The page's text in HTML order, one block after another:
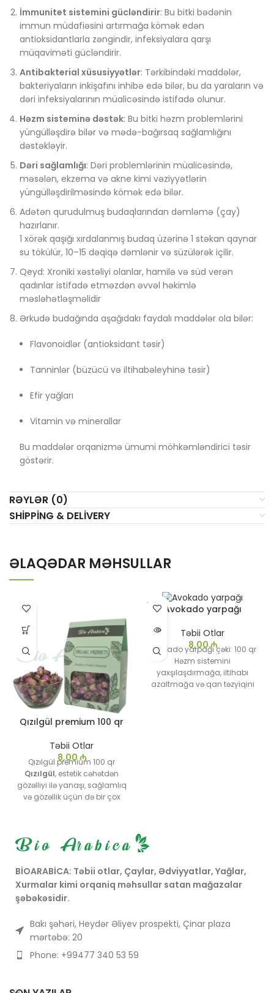
İmmunitet sistemini gücləndirir: Bu bitki bədənin
immun müdafiəsini artırmağa kömək edən
antioksidantlarla zəngindir, infeksiyalara qarşı
müqaviməti gücləndirir.
Antibakterial xüsusiyyətlər: Tərkibindəki maddələr,
bakteriyaların inkişafını inhibə edə bilər, bu da yaraların və
dəri infeksiyalarının müalicəsində istifadə olunur.
Həzm sisteminə dəstək: Bu bitki həzm problemlərini
yüngülləşdirə bilər və mədə-bağırsaq sağlamlığını
dəstəkləyir.
Dəri sağlamlığı: Dəri problemlərinin müalicəsində,
məsələn, ekzema və akne kimi vəziyyətlərin
yüngülləşdirilməsində kömək edə bilər.
Adətən qurudulmuş budaqlarından dəmləmə (çay)
hazırlanır.
1 xörək qaşığı xırdalanmış budaq üzərinə 1 stəkan qaynar
su tökülür, 10–15 dəqiqə dəmlənir və süzülərək içilir.
Qeyd: Xroniki xəstəliyi olanlar, hamilə və süd verən
qadınlar istifadə etməzdən əvvəl həkimlə
məsləhətləşməlidir
Ərkudə budağında aşağıdakı faydalı maddələr ola bilər:
Flavonoidlər (antioksidant təsir)
Tanninlər (büzücü və iltihabəleyhinə təsir)
Efir yağları
Vitamin və minerallar
Bu maddələr orqanizmə ümumi möhkəmləndirici təsir
göstərir.
RƏYLƏR (0)
SHIPPING & DELIVERY
ƏLAQƏDAR MƏHSULLAR
Qızılgül premium 100 qr
Təbii Otlar
8,00₼
Qızılgül premium 100 qr
Qızılgül, estetik cəhətdən
gözəlliyi ilə yanaşı, sağlamlıq
və gözəllik üçün də bir çox
cümlədən kosmetika,
kulinariya və tibbdə geniş
istifadə olunur. Qızılgülün
həm çiçəkləri, həm də yağı,
insanlar üçün böyük dəyərə
malikdir və bu səbəbdən də
qiymətləndirilir.
SATIL
DI
Avokado yarpağı
Təbii Otlar
8,00₼
Avakado yarpağı çəki: 100 qr
Həzm sistemini
yaxşılaşdırmağa, iltihabı
azaltmağa və qan təzyiqini
BİOARABİCA: Təbii otlar, Çaylar, Ədviyyatlar, Yağlar,
Xurmalar kimi orqaniq məhsullar satan mağazalar
şəbəkəsidir.
Bakı şəhəri, Heydər Əliyev prospekti, Çinar plaza
mərtəbə: 20
Phone: +99477 340 53 59